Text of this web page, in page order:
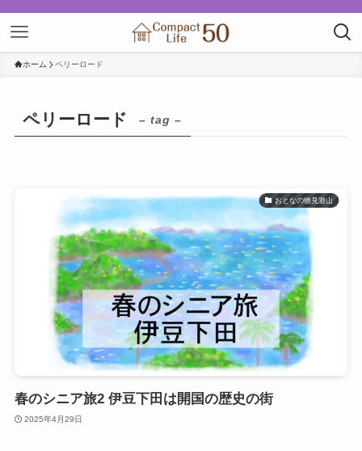
ホーム ペリーロード
ペリーロード – tag –
おとなの物見遊山
春のシニア旅2 伊豆下田は開国の歴史の街
2025年4月29日